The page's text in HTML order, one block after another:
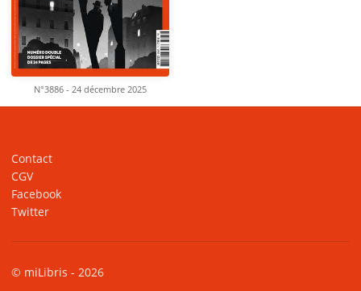
N°3886 - 24 décembre 2025
Contact
CGV
Facebook
Twitter
© miLibris - 2026